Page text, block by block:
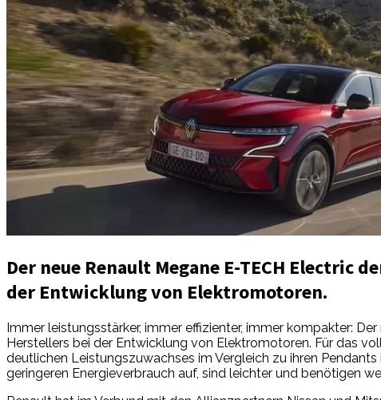
Der neue Renault Megane E-TECH Electric
der Entwicklung von Elektromotoren.
Immer leistungsstärker, immer effizienter, immer kompakter: Der
Herstellers bei der Entwicklung von Elektromotoren. Für das
deutlichen Leistungszuwachses im Vergleich zu ihren
geringeren Energieverbrauch auf, sind leichter und benötigen